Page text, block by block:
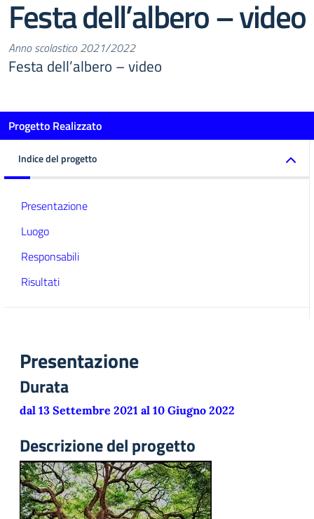
Festa dell’albero – video
Anno scolastico 2021/2022
Festa dell’albero – video
Progetto Realizzato
Indice del progetto
Presentazione
Luogo
Responsabili
Risultati
Presentazione
Durata
dal 13 Settembre 2021 al 10 Giugno 2022
Descrizione del progetto